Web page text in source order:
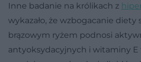
Inne badanie na królikach z
wykazało, że wzbogacanie diety
brązowym ryżem podnosi
antyoksydacyjnych i witaminy E